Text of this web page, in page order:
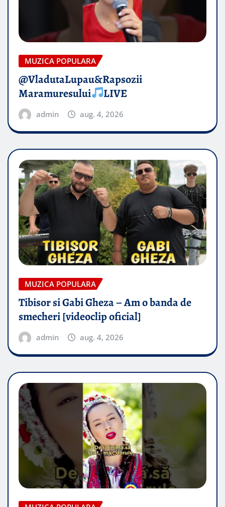
MUZICA POPULARA
@VladutaLupau&Rapsozii
Maramuresului
LIVE
admin aug. 4, 2026
MUZICA POPULARA
Tibisor si Gabi Gheza – Am o banda de
smecheri [videoclip oficial]
admin aug. 4, 2026